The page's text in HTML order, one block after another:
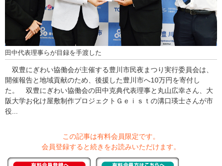
田中代表理事らが目録を手渡した
双豊にぎわい協働会が主催する豊川市民夜まつり実行委員会は、
開催報告と地域貢献のため、後援した豊川市へ10万円を寄付し
た。 双豊にぎわい協働会の田中克典代表理事と丸山広幸さん、大
阪大学お化け屋敷制作プロジェクトＧｅｉｓｔの溝口瑛士さんが市
役...
この記事は有料会員限定です。
会員登録すると続きをお読みいただけます。